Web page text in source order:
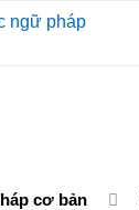
cơ bản